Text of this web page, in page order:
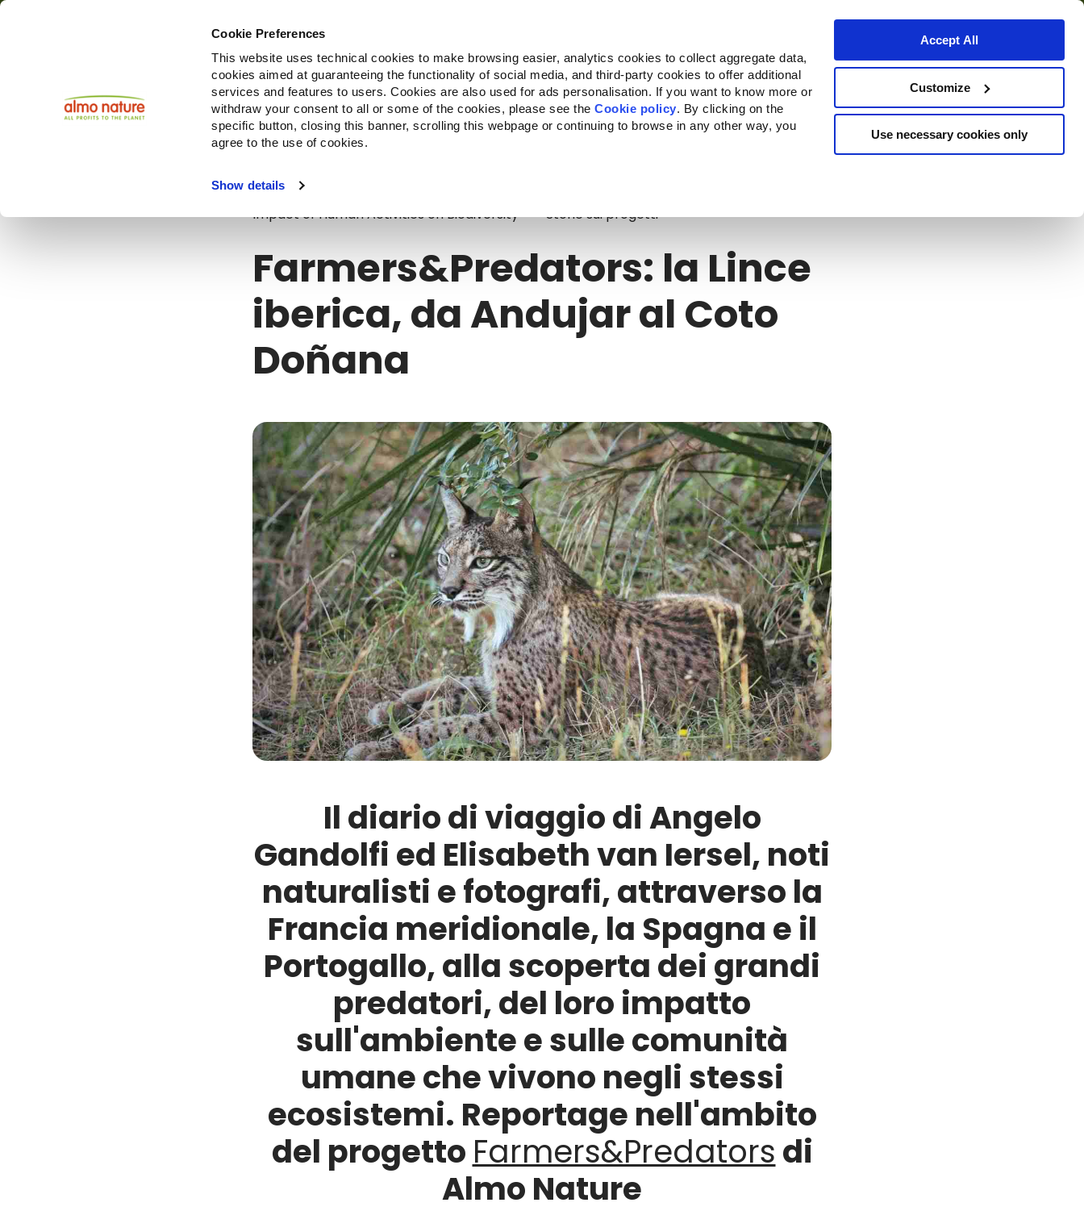
Cookie Preferences
This website uses technical cookies to make browsing easier, analytics cookies to collect aggregate data,
cookies aimed at guaranteeing the functionality of social media, and third-party cookies to offer additional
services and features to users. Cookies are also used for ads personalisation. If you want to know more or
withdraw your consent to all or some of the cookies, please see theCookie policy. By clicking on the
specific button, closing this banner, scrolling this webpage or continuing to browse in any other way, you
agree to the use of cookies.
Show details
Accept All
Customize
Use necessary cookies only
Prodotti Companion for Life Bando Companion for Life Chi siamo Dove acquistare
Impact of Human Activities on Biodiversity Storie sui progetti
Farmers&Predators: la Lince
iberica, da Andujar al Coto
Doñana
Il diario di viaggio di Angelo
Gandolfi ed Elisabeth van Iersel, noti
naturalisti e fotografi, attraverso la
Francia meridionale, la Spagna e il
Portogallo, alla scoperta dei grandi
predatori, del loro impatto
sull'ambiente e sulle comunità
umane che vivono negli stessi
ecosistemi. Reportage nell'ambito
del progetto Farmers&Predators di
Almo Nature